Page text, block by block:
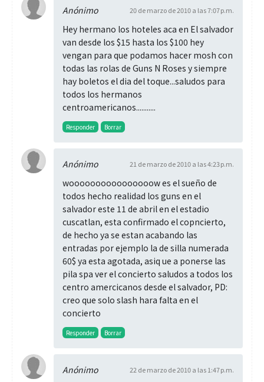
Anónimo 20 de marzo de 2010 a las 7:07 p.m.
Hey hermano los hoteles aca en El salvador
van desde los $15 hasta los $100 hey
vengan para que podamos hacer mosh con
todas las rolas de Guns N Roses y siempre
hay boletos el dia del toque...saludos para
todos los hermanos
centroamericanos...........
Responder Borrar
Anónimo 21 de marzo de 2010 a las 4:23 p.m.
woooooooooooooooow es el sueño de
todos hecho realidad los guns en el
salvador este 11 de abril en el estadio
cuscatlan, esta confirmado el copncierto,
de hecho ya se estan acabando las
entradas por ejemplo la de silla numerada
60$ ya esta agotada, asiq ue a ponerse las
pila spa ver el concierto saludos a todos los
centro amercicanos desde el salvador, PD:
creo que solo slash hara falta en el
concierto
Responder Borrar
Anónimo 22 de marzo de 2010 a las 1:47 p.m.